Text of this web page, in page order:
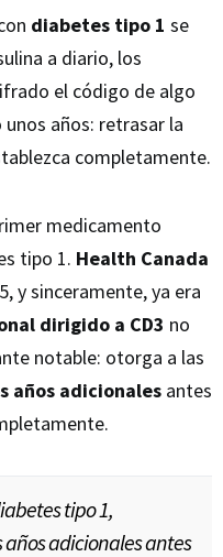
diabetes tipo 1 se
a diario, los
el código de algo
años: retrasar la
completamente.
medicamento
tipo 1. Health Canada
y sinceramente, ya era
dirigido a CD3 no
notable: otorga a las
años adicionales antes
tipo 1,
adicionales antes